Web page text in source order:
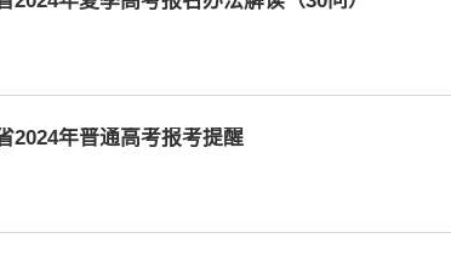
2024年普通高考报考提醒